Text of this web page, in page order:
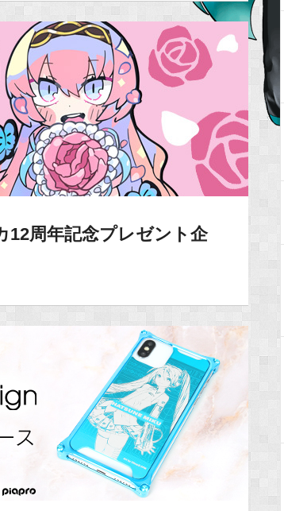
12周年記念プレゼント企